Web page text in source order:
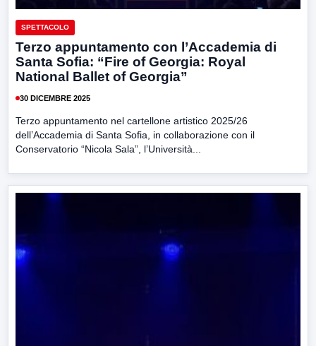
SPETTACOLO
Terzo appuntamento con l’Accademia di
Santa Sofia: “Fire of Georgia: Royal
National Ballet of Georgia”
30 DICEMBRE 2025
Terzo appuntamento nel cartellone artistico 2025/26
dell’Accademia di Santa Sofia, in collaborazione con il
Conservatorio “Nicola Sala”, l’Università...